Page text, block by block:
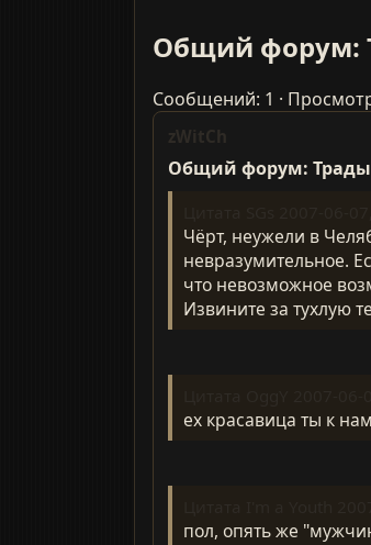
Общий форум:
Сообщений: 1 ·
zWitCh
Общий форум: Трады
Чёрт, неужели в
невразумительное.
что невозможное
Извините за тухлую
ех красавица ты к
пол, опять же